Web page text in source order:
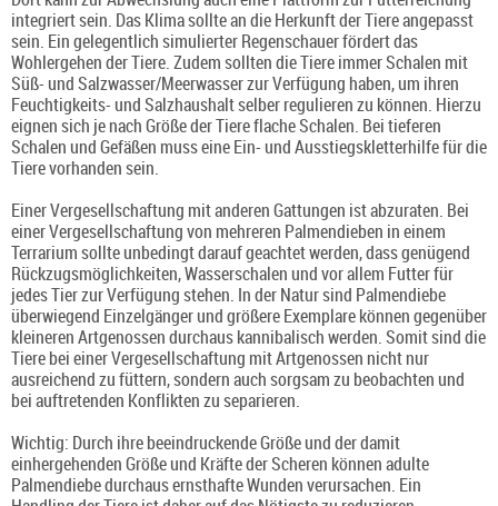
integriert sein. Das Klima sollte an die Herkunft der Tiere angepasst
sein. Ein gelegentlich simulierter Regenschauer fördert das
Wohlergehen der Tiere. Zudem sollten die Tiere immer Schalen mit
Süß- und Salzwasser/Meerwasser zur Verfügung haben, um ihren
Feuchtigkeits- und Salzhaushalt selber regulieren zu können. Hierzu
eignen sich je nach Größe der Tiere flache Schalen. Bei tieferen
Schalen und Gefäßen muss eine Ein- und Ausstiegskletterhilfe für die
Tiere vorhanden sein.
Einer Vergesellschaftung mit anderen Gattungen ist abzuraten. Bei
einer Vergesellschaftung von mehreren Palmendieben in einem
Terrarium sollte unbedingt darauf geachtet werden, dass genügend
Rückzugsmöglichkeiten, Wasserschalen und vor allem Futter für
jedes Tier zur Verfügung stehen. In der Natur sind Palmendiebe
überwiegend Einzelgänger und größere Exemplare können gegenüber
kleineren Artgenossen durchaus kannibalisch werden. Somit sind die
Tiere bei einer Vergesellschaftung mit Artgenossen nicht nur
ausreichend zu füttern, sondern auch sorgsam zu beobachten und
bei auftretenden Konflikten zu separieren.
Wichtig: Durch ihre beeindruckende Größe und der damit
einhergehenden Größe und Kräfte der Scheren können adulte
Palmendiebe durchaus ernsthafte Wunden verursachen. Ein